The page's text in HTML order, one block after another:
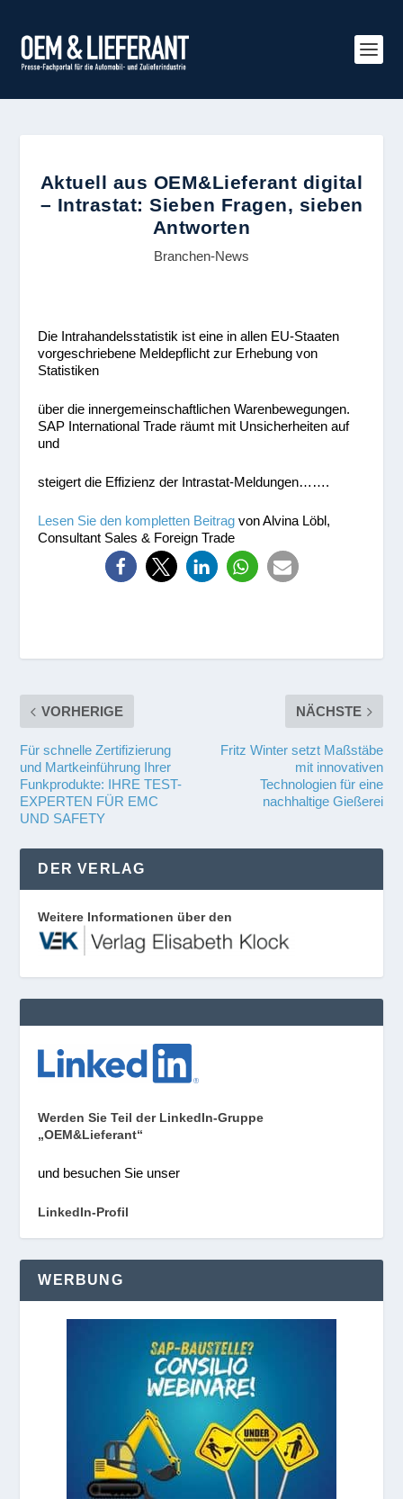
Aktuell aus OEM&Lieferant digital
– Intrastat: Sieben Fragen, sieben
Antworten
Branchen-News
Die Intrahandelsstatistik ist eine in allen EU-Staaten
vorgeschriebene Meldepflicht zur Erhebung von
Statistiken
über die innergemeinschaftlichen Warenbewegungen.
SAP International Trade räumt mit Unsicherheiten auf
und
steigert die Effizienz der Intrastat-Meldungen…….
Lesen Sie den kompletten Beitrag von Alvina Löbl,
Consultant Sales & Foreign Trade
VORHERIGE
Für schnelle Zertifizierung
und Martkeinführung Ihrer
Funkprodukte: IHRE TEST-
EXPERTEN FÜR EMC
UND SAFETY
NÄCHSTE
Fritz Winter setzt Maßstäbe
mit innovativen
Technologien für eine
nachhaltige Gießerei
DER VERLAG
Weitere Informationen über den
Werden Sie Teil der LinkedIn-Gruppe
„OEM&Lieferant“
und besuchen Sie unser
LinkedIn-Profil
WERBUNG